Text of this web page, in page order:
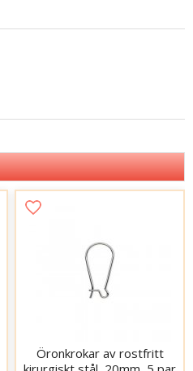
Öronkrokar av rostfritt